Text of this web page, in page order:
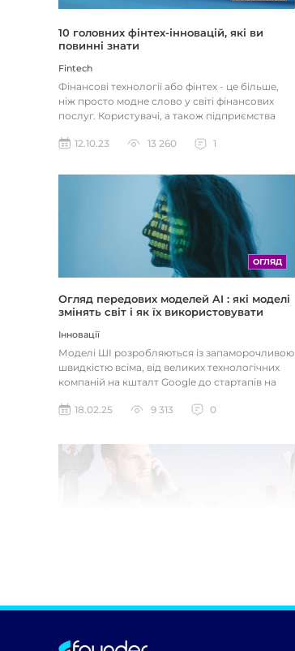
10 головних фінтех-інновацій, які ви
повинні знати
Fintech
Фінансові технології або фінтех - це більше,
ніж просто модне слово у світі фінансових
послуг. Користувачі, а також підприємства
12.10.23
13 260 1
ОГЛЯД
Огляд передових моделей AI : які моделі
змінять світ і як їх використовувати
Інновації
Моделі ШІ розробляються із запаморочливою
швидкістю всіма, від великих технологічних
компаній на кшталт Google до стартапів на
18.02.25
9 313 0